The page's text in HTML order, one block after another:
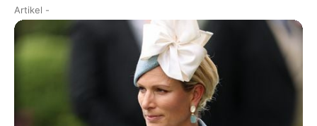
Artikel -